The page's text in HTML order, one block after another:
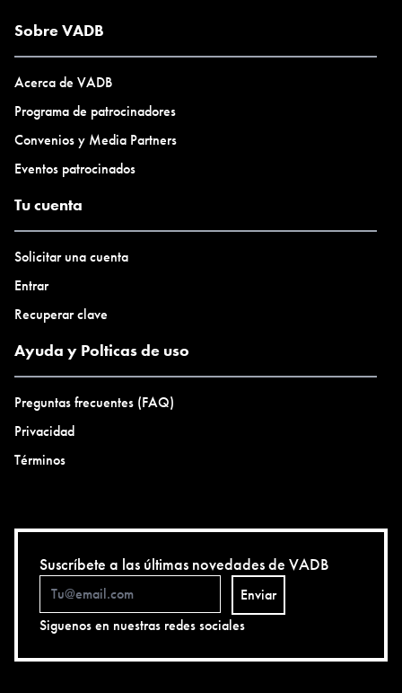
Sobre VADB
Acerca de VADB
Programa de patrocinadores
Convenios y Media Partners
Eventos patrocinados
Tu cuenta
Solicitar una cuenta
Entrar
Recuperar clave
Ayuda y Polticas de uso
Preguntas frecuentes (FAQ)
Privacidad
Términos
Suscríbete a las últimas novedades de VADB
Enviar
Siguenos en nuestras redes sociales